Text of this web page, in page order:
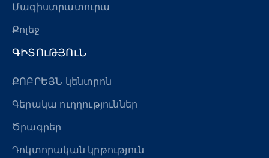
Մագիստրատուրա
Քոլեջ
ԳԻՏՈւԹՅՈւՆ
ՔՈԲՐԵՅՆ կենտրոն
Գերակա ուղղություններ
Ծրագրեր
Դոկտորական կրթություն